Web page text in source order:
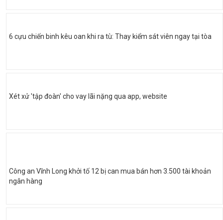
6 cựu chiến binh kêu oan khi ra tù: Thay kiểm sát viên ngay tại tòa
Xét xử 'tập đoàn' cho vay lãi nặng qua app, website
Công an Vĩnh Long khởi tố 12 bị can mua bán hơn 3.500 tài khoản
ngân hàng